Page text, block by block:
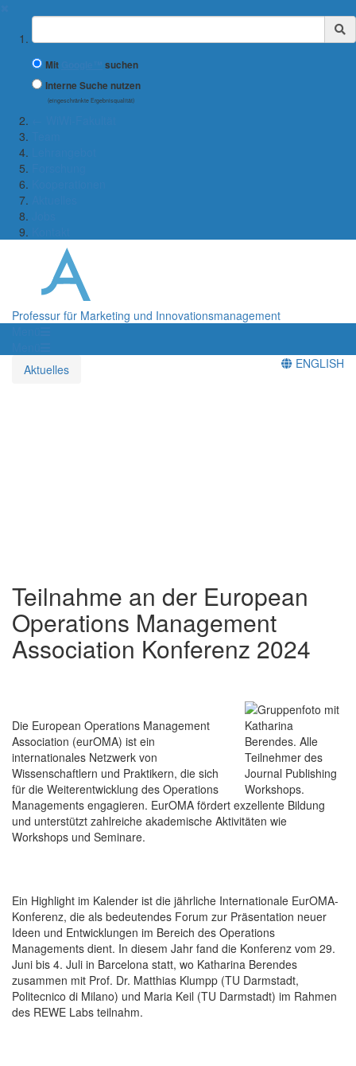
Suchbegriff
Mit
suchen
Interne Suche nutzen
(eingeschränkte Ergebnisqualität)
Professur für Marketing und Innovationsmanagement
Aktuelles
ENGLISH
Teilnahme an der European
Operations Management
Association Konferenz 2024
Die European Operations Management
Association (eurOMA) ist ein
internationales Netzwerk von
Wissenschaftlern und Praktikern, die sich
für die Weiterentwicklung des Operations
Managements engagieren. EurOMA fördert exzellente Bildung
und unterstützt zahlreiche akademische Aktivitäten wie
Workshops und Seminare.
Ein Highlight im Kalender ist die jährliche Internationale EurOMA-
Konferenz, die als bedeutendes Forum zur Präsentation neuer
Ideen und Entwicklungen im Bereich des Operations
Managements dient. In diesem Jahr fand die Konferenz vom 29.
Juni bis 4. Juli in Barcelona statt, wo Katharina Berendes
zusammen mit Prof. Dr. Matthias Klumpp (TU Darmstadt,
Politecnico di Milano) und Maria Keil (TU Darmstadt) im Rahmen
des REWE Labs teilnahm.